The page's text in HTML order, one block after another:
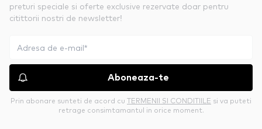
preturi speciale si oferte exclusive rezervate doar pentru
citittorii nostri de newsletter!
Aboneaza-te
Prin abonare sunteti de acord cu TERMENII SI CONDITIILE si va puteti
retrage consimtamantul in orice moment.